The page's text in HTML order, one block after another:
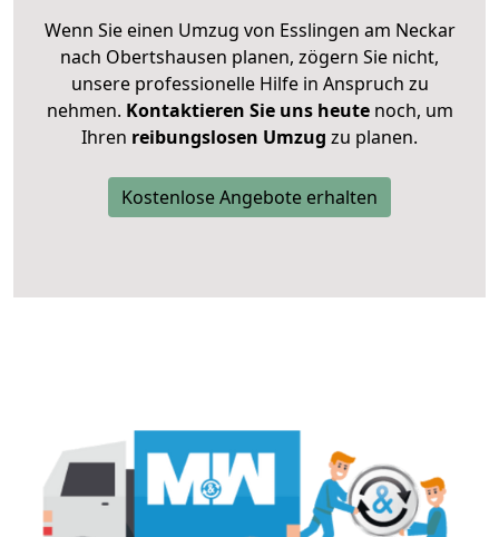
Wenn Sie einen Umzug von Esslingen am Neckar
nach Obertshausen planen, zögern Sie nicht,
unsere professionelle Hilfe in Anspruch zu
nehmen. Kontaktieren Sie uns heutenoch, um
Ihren reibungslosen Umzug zu planen.
Kostenlose Angebote erhalten